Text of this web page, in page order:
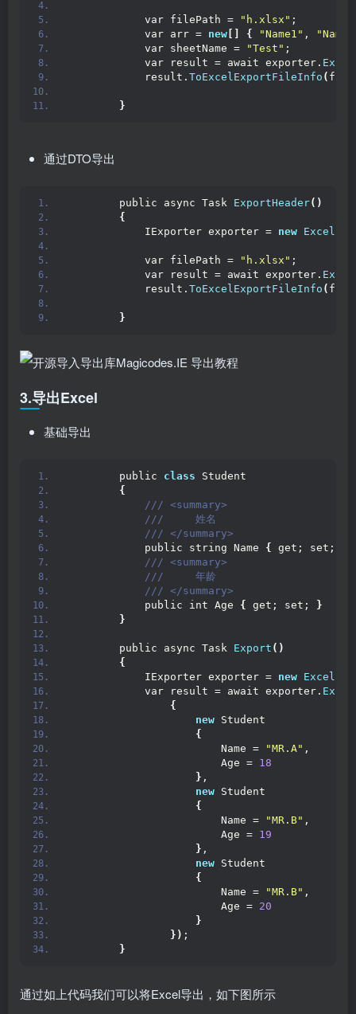
            var filePath =
"h.xlsx" ;
            var arr =
new { "Name1" ,
            var sheetName =
"Test" ;
            var result = await exporter.
            result.
ToExcelExportFileInfo (
}
通过DTO导出
        public async Task
ExportHeader()
{
            IExporter exporter =
new
            var filePath =
"h.xlsx" ;
            var result = await exporter.
            result.
ToExcelExportFileInfo (
}
3.导出Excel
基础导出
        public
class Student
{
/// <summary>
///     姓名
/// </summary>
            public string Name
{ get; set;
/// <summary>
///     年龄
/// </summary>
            public int Age
{ get; set;
}
}
        public async Task
Export ()
{
            IExporter exporter =
new
            var result = await exporter.
{
new Student
{
                        Name =
"MR.A" ,
                        Age =
18
} ,
new Student
{
                        Name =
"MR.B" ,
                        Age =
19
} ,
new Student
{
                        Name =
"MR.B" ,
                        Age =
20
}
}) ;
}
通过如上代码我们可以将Excel导出，如下图所示